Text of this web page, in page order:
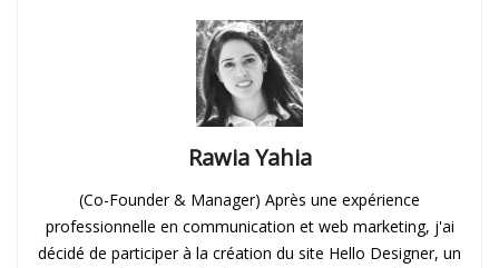
Rawia Yahia
(Co-Founder & Manager) Après une expérience
professionnelle en communication et web marketing, j'ai
décidé de participer à la création du site Hello Designer, un